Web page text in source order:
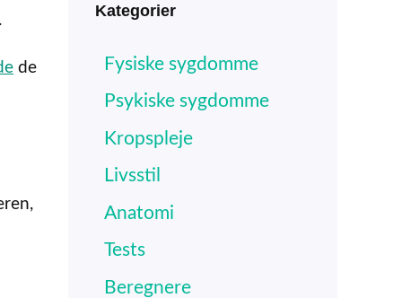
de
Kategorier
Fysiske sygdomme
Psykiske sygdomme
Kropspleje
Livsstil
Anatomi
Tests
Beregnere